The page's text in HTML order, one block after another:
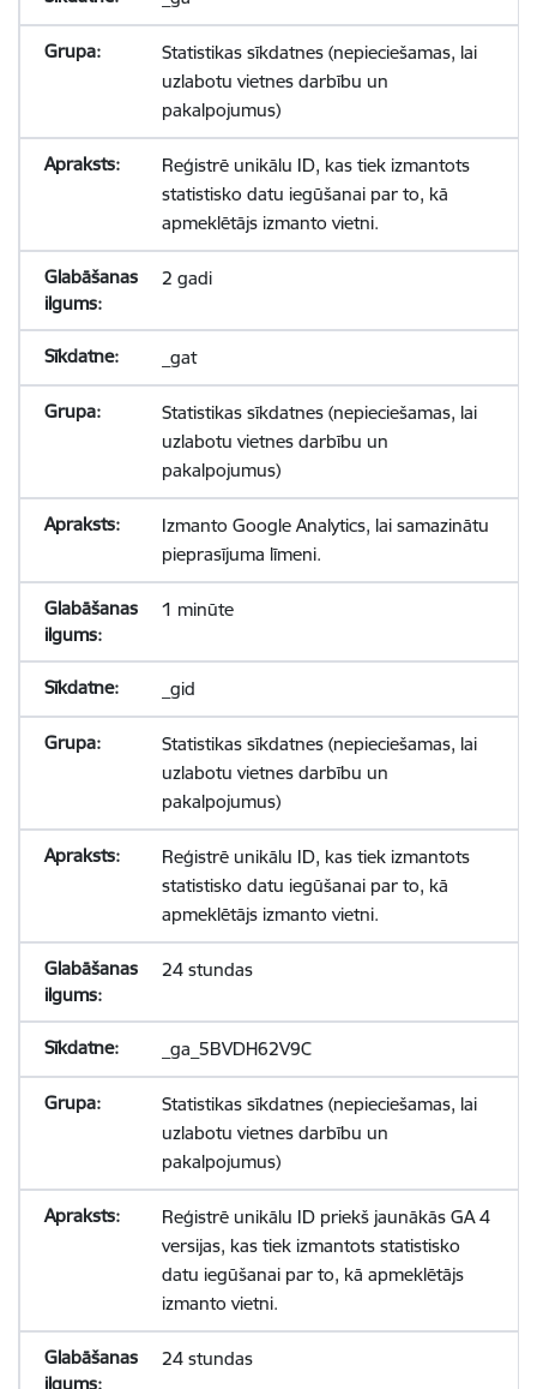
Statistikas sīkdatnes (nepieciešamas, lai
uzlabotu vietnes darbību un
pakalpojumus)
Reģistrē unikālu ID, kas tiek izmantots
statistisko datu iegūšanai par to, kā
apmeklētājs izmanto vietni.
2 gadi
_gat
Statistikas sīkdatnes (nepieciešamas, lai
uzlabotu vietnes darbību un
pakalpojumus)
Izmanto Google Analytics, lai samazinātu
pieprasījuma līmeni.
1 minūte
_gid
Statistikas sīkdatnes (nepieciešamas, lai
uzlabotu vietnes darbību un
pakalpojumus)
Reģistrē unikālu ID, kas tiek izmantots
statistisko datu iegūšanai par to, kā
apmeklētājs izmanto vietni.
24 stundas
_ga_5BVDH62V9C
Statistikas sīkdatnes (nepieciešamas, lai
uzlabotu vietnes darbību un
pakalpojumus)
Reģistrē unikālu ID priekš jaunākās GA 4
versijas, kas tiek izmantots statistisko
datu iegūšanai par to, kā apmeklētājs
izmanto vietni.
24 stundas